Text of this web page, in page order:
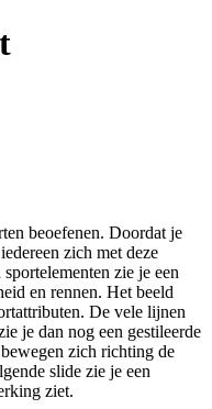
beoefenen. Doordat je
zich met deze
zie je een
en rennen. Het beeld
De vele lijnen
je dan nog een gestileerde
zich richting de
slide zie je een
ziet.